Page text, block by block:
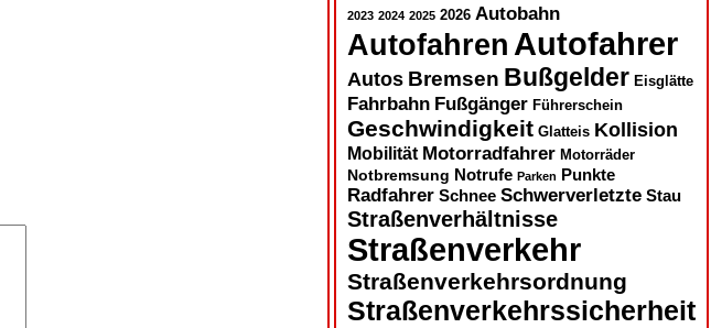
2023 2024 2025 2026 Autobahn
Autofahren Autofahrer
Autos Bremsen Bußgelder Eisglätte
Fahrbahn Fußgänger Führerschein
Geschwindigkeit Glatteis Kollision
Mobilität Motorradfahrer Motorräder
Notbremsung Notrufe Parken Punkte
Radfahrer Schnee Schwerverletzte Stau
Straßenverhältnisse
Straßenverkehr
Straßenverkehrsordnung
Straßenverkehrssicherheit